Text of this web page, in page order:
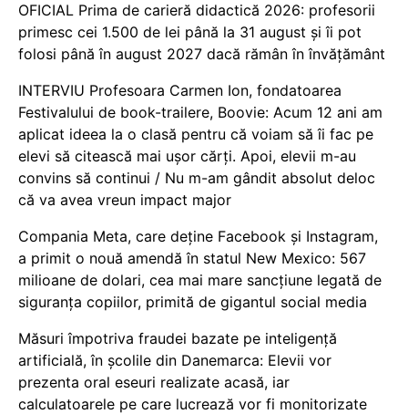
OFICIAL Prima de carieră didactică 2026: profesorii
primesc cei 1.500 de lei până la 31 august și îi pot
folosi până în august 2027 dacă rămân în învățământ
INTERVIU Profesoara Carmen Ion, fondatoarea
Festivalului de book-trailere, Boovie: Acum 12 ani am
aplicat ideea la o clasă pentru că voiam să îi fac pe
elevi să citească mai ușor cărți. Apoi, elevii m-au
convins să continui / Nu m-am gândit absolut deloc
că va avea vreun impact major
Compania Meta, care deține Facebook și Instagram,
a primit o nouă amendă în statul New Mexico: 567
milioane de dolari, cea mai mare sancțiune legată de
siguranța copiilor, primită de gigantul social media
Măsuri împotriva fraudei bazate pe inteligență
artificială, în școlile din Danemarca: Elevii vor
prezenta oral eseuri realizate acasă, iar
calculatoarele pe care lucrează vor fi monitorizate